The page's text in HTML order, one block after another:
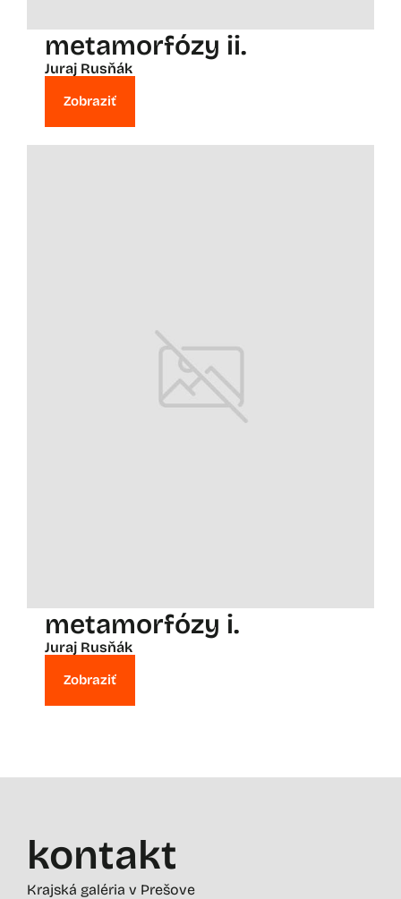
metamorfózy ii.
Juraj Rusňák
Zobraziť
metamorfózy i.
Juraj Rusňák
Zobraziť
kontakt
Krajská galéria v Prešove